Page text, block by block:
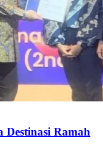
Destinasi Ramah